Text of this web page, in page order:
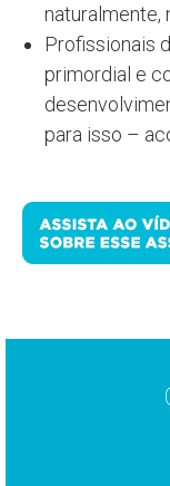
naturalmente,
Profissionais
primordial e
para isso –